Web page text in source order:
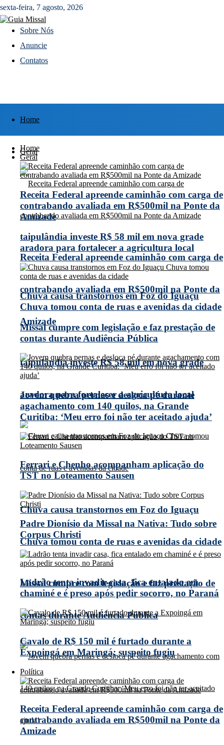
sexta-feira, 7 agosto, 2026
Sobre Nós
Anuncie
Contatos
Home
Geral
Receita Federal apreende caminhão com carga de
contrabando avaliada em R$500mil na Ponte da
Amizade
taipulândia investe R$ 58 mil em nova grade
aradora para fortalecer a agricultura local
Chuva causa transtornos em Foz do Iguaçu
Chuva tomou conta de ruas e avenidas da cidade
Missal cumpre com legislação e faz prestação de
contas durante Audiência Pública
Home
Geral
Receita Federal apreende caminhão com carga de
contrabando avaliada em R$500mil na Ponte da
Amizade
taipulândia investe R$ 58 mil em nova grade
aradora para fortalecer a agricultura local
Chuva causa transtornos em Foz do Iguaçu
Chuva tomou conta de ruas e avenidas da cidade
Missal cumpre com legislação e faz prestação de
contas durante Audiência Pública
Jovem quebra pernas e desloca pé durante
agachamento com 140 quilos, na Grande
Curitiba: ‘Meu erro foi não ter aceitado ajuda’
Ferrari e Chenho acompanham aplicação do
TST no Loteamento Sausen
Padre Dionísio da Missal na Nativa: Tudo sobre
Corpus Christi
Ladrão tenta invadir casa, fica entalado em
chaminé e é preso após pedir socorro, no Paraná
Cavalo de R$ 150 mil é furtado durante a
Expoingá em Maringá; suspeito fugiu
Política
Receita Federal apreende caminhão com carga de
contrabando avaliada em R$500mil na Ponte da
Amizade